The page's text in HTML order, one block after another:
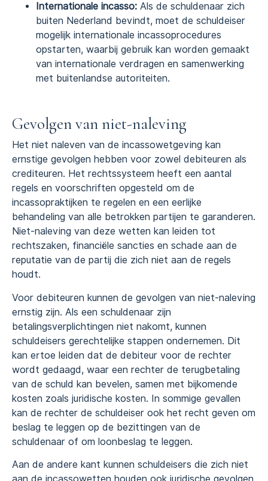
Internationale incasso: Als de schuldenaar zich
buiten Nederland bevindt, moet de schuldeiser
mogelijk internationale incassoprocedures
opstarten, waarbij gebruik kan worden gemaakt
van internationale verdragen en samenwerking
met buitenlandse autoriteiten.
Gevolgen van niet-naleving
Het niet naleven van de incassowetgeving kan
ernstige gevolgen hebben voor zowel debiteuren als
crediteuren. Het rechtssysteem heeft een aantal
regels en voorschriften opgesteld om de
incassopraktijken te regelen en een eerlijke
behandeling van alle betrokken partijen te garanderen.
Niet-naleving van deze wetten kan leiden tot
rechtszaken, financiële sancties en schade aan de
reputatie van de partij die zich niet aan de regels
houdt.
Voor debiteuren kunnen de gevolgen van niet-naleving
ernstig zijn. Als een schuldenaar zijn
betalingsverplichtingen niet nakomt, kunnen
schuldeisers gerechtelijke stappen ondernemen. Dit
kan ertoe leiden dat de debiteur voor de rechter
wordt gedaagd, waar een rechter de terugbetaling
van de schuld kan bevelen, samen met bijkomende
kosten zoals juridische kosten. In sommige gevallen
kan de rechter de schuldeiser ook het recht geven om
beslag te leggen op de bezittingen van de
schuldenaar of om loonbeslag te leggen.
Aan de andere kant kunnen schuldeisers die zich niet